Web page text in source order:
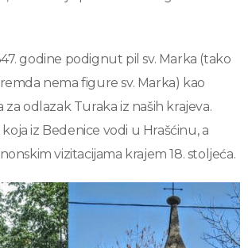
godine podignut pil sv. Marka (tako
nema figure sv. Marka) kao
za odlazak Turaka iz naših krajeva.
koja iz Bedenice vodi u Hrašćinu, a
vizitacijama krajem 18. stoljeća.